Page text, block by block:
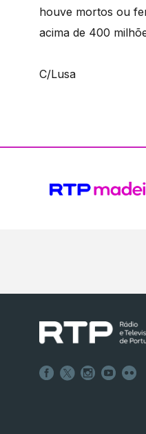
houve mortos ou
acima de 400
C/Lusa